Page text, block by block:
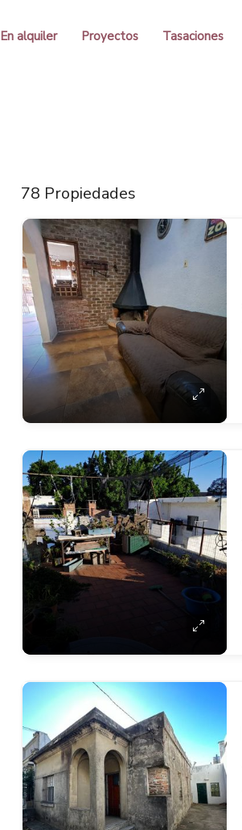
En alquiler Proyectos Tasaciones
78 Propiedades